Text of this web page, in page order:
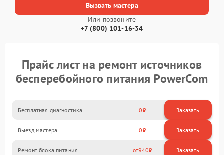
Вызвать мастера
Или позвоните
+7 (800) 101-16-34
Прайс лист на ремонт источников
бесперебойного питания PowerCom
Бесплатная диагностика 0 Заказать
Выезд мастера 0 Заказать
Ремонт блока питания 940